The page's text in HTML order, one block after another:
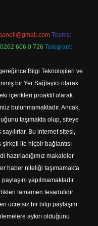
Teams:
606 0 726 Telegram:
Bilgi Teknolojileri ve
bir Yer Sağlayıcı olarak
içerikleri proaktif olarak
bulunmamaktadır. Ancak,
taşımakta olup, siteye
Bu internet sitesi,
ile hiçbir bağlantısı
hazırladığımız makaleler
haber niteliği taşımamakta
yapılmamaktadır.
tamamen tesadüfidir.
ücretsiz bir bilgi paylaşım
aykırı olduğunu